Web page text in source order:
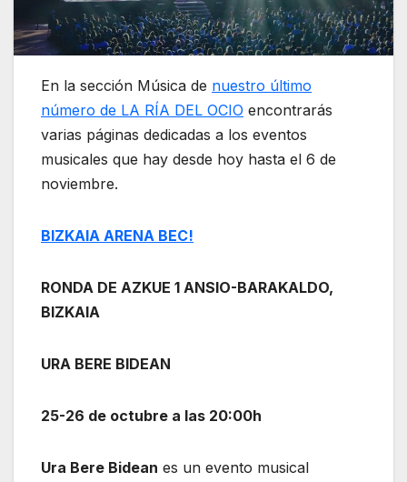
En la sección Música de nuestro último
número de LA RÍA DEL OCIO encontrarás
varias páginas dedicadas a los eventos
musicales que hay desde hoy hasta el 6 de
noviembre.
BIZKAIA ARENA BEC!
RONDA DE AZKUE 1 ANSIO-BARAKALDO,
BIZKAIA
URA BERE BIDEAN
25-26 de octubre a las 20:00h
Ura Bere Bidean es un evento musical